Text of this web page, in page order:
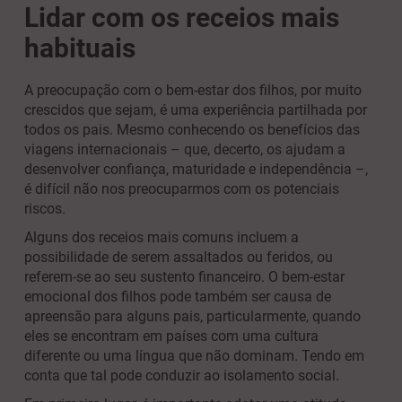
Lidar com os receios mais
habituais
A preocupação com o bem-estar dos filhos, por muito
crescidos que sejam, é uma experiência partilhada por
todos os pais. Mesmo conhecendo os benefícios das
viagens internacionais – que, decerto, os ajudam a
desenvolver confiança, maturidade e independência –,
é difícil não nos preocuparmos com os potenciais
riscos.
Alguns dos receios mais comuns incluem a
possibilidade de serem assaltados ou feridos, ou
referem-se ao seu sustento financeiro. O bem-estar
emocional dos filhos pode também ser causa de
apreensão para alguns pais, particularmente, quando
eles se encontram em países com uma cultura
diferente ou uma língua que não dominam. Tendo em
conta que tal pode conduzir ao isolamento social.